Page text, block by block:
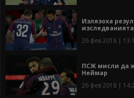
Излязоха
26 фев 2018 |
ПСЖ мисли да
Неймар
26 фев 2018 |